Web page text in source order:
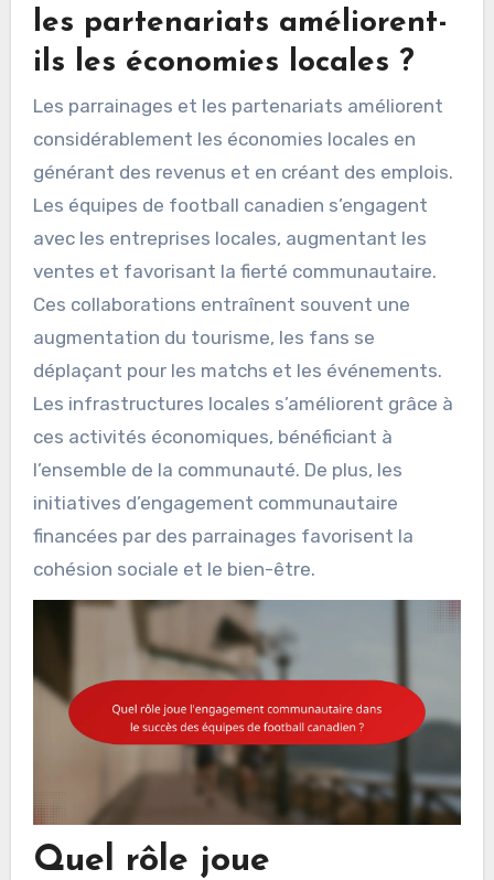
les partenariats améliorent-
ils les économies locales ?
Les parrainages et les partenariats améliorent
considérablement les économies locales en
générant des revenus et en créant des emplois.
Les équipes de football canadien s’engagent
avec les entreprises locales, augmentant les
ventes et favorisant la fierté communautaire.
Ces collaborations entraînent souvent une
augmentation du tourisme, les fans se
déplaçant pour les matchs et les événements.
Les infrastructures locales s’améliorent grâce à
ces activités économiques, bénéficiant à
l’ensemble de la communauté. De plus, les
initiatives d’engagement communautaire
financées par des parrainages favorisent la
cohésion sociale et le bien-être.
Quel rôle joue